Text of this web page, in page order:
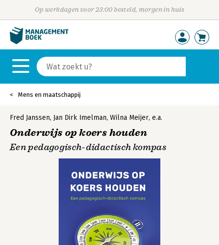
Op werkdagen voor 23:00 besteld, morgen in huis
Mens en maatschappij
Fred Janssen, Jan Dirk Imelman, Wilna Meijer, e.a.
Onderwijs op koers houden
Een pedagogisch-didactisch kompas